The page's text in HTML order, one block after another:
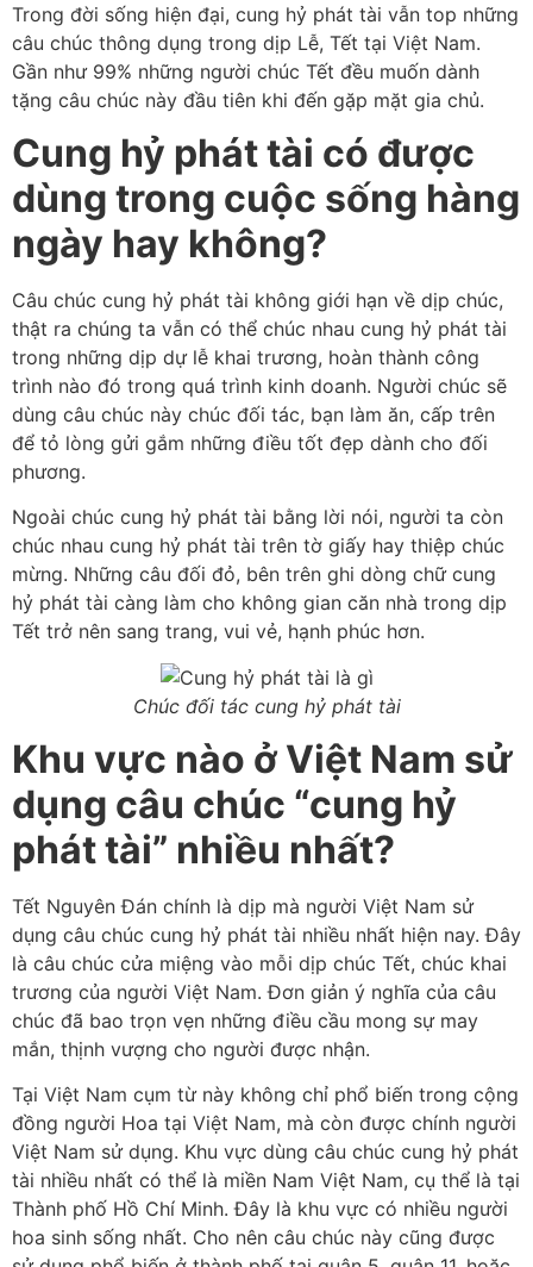
Trong đời sống hiện đại, cung hỷ phát tài vẫn top những
câu chúc thông dụng trong dịp Lễ, Tết tại Việt Nam.
Gần như 99% những người chúc Tết đều muốn dành
tặng câu chúc này đầu tiên khi đến gặp mặt gia chủ.
Cung hỷ phát tài có được
dùng trong cuộc sống hàng
ngày hay không?
Câu chúc cung hỷ phát tài không giới hạn về dịp chúc,
thật ra chúng ta vẫn có thể chúc nhau cung hỷ phát tài
trong những dịp dự lễ khai trương, hoàn thành công
trình nào đó trong quá trình kinh doanh. Người chúc sẽ
dùng câu chúc này chúc đối tác, bạn làm ăn, cấp trên
để tỏ lòng gửi gắm những điều tốt đẹp dành cho đối
phương.
Ngoài chúc cung hỷ phát tài bằng lời nói, người ta còn
chúc nhau cung hỷ phát tài trên tờ giấy hay thiệp chúc
mừng. Những câu đối đỏ, bên trên ghi dòng chữ cung
hỷ phát tài càng làm cho không gian căn nhà trong dịp
Tết trở nên sang trang, vui vẻ, hạnh phúc hơn.
Chúc đối tác cung hỷ phát tài
Khu vực nào ở Việt Nam sử
dụng câu chúc “cung hỷ
phát tài” nhiều nhất?
Tết Nguyên Đán chính là dịp mà người Việt Nam sử
dụng câu chúc cung hỷ phát tài nhiều nhất hiện nay. Đây
là câu chúc cửa miệng vào mỗi dịp chúc Tết, chúc khai
trương của người Việt Nam. Đơn giản ý nghĩa của câu
chúc đã bao trọn vẹn những điều cầu mong sự may
mắn, thịnh vượng cho người được nhận.
Tại Việt Nam cụm từ này không chỉ phổ biến trong cộng
đồng người Hoa tại Việt Nam, mà còn được chính người
Việt Nam sử dụng. Khu vực dùng câu chúc cung hỷ phát
tài nhiều nhất có thể là miền Nam Việt Nam, cụ thể là tại
Thành phố Hồ Chí Minh. Đây là khu vực có nhiều người
hoa sinh sống nhất. Cho nên câu chúc này cũng được